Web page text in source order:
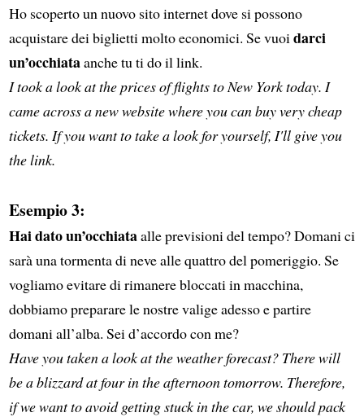
Ho scoperto un nuovo sito internet dove si possono
acquistare dei biglietti molto economici. Se vuoi darci
un’occhiataanche tu ti do il link.
I took a look at the prices of flights to New York today. I
came across a new website where you can buy very cheap
tickets. If you want to take a look for yourself, I'll give you
the link.
Esempio 3:
Hai dato un’occhiataalle previsioni del tempo? Domani ci
sarà una tormenta di neve alle quattro del pomeriggio. Se
vogliamo evitare di rimanere bloccati in macchina,
dobbiamo preparare le nostre valige adesso e partire
domani all’alba. Sei d’accordo con me?
Have you taken a look at the weather forecast? There will
be a blizzard at four in the afternoon tomorrow. Therefore,
if we want to avoid getting stuck in the car, we should pack